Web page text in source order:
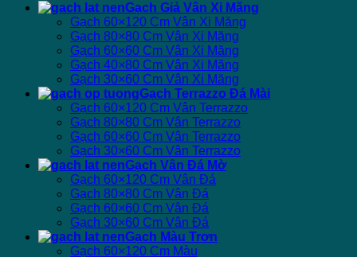
Gạch Giả Vân Xi Măng
Gạch 60×120 Cm Vân Xi Măng
Gạch 80×80 Cm Vân Xi Măng
Gạch 60×60 Cm Vân Xi Măng
Gạch 40×80 Cm Vân Xi Măng
Gạch 30×60 Cm Vân Xi Măng
Gạch Terrazzo Đá Mài
Gạch 60×120 Cm Vân Terrazzo
Gạch 80×80 Cm Vân Terrazzo
Gạch 60×60 Cm Vân Terrazzo
Gạch 30×60 Cm Vân Terrazzo
Gạch Vân Đá Mờ
Gạch 60×120 Cm Vân Đá
Gạch 80×80 Cm Vân Đá
Gạch 60×60 Cm Vân Đá
Gạch 30×60 Cm Vân Đá
Gạch Màu Trơn
Gạch 60×120 Cm Màu